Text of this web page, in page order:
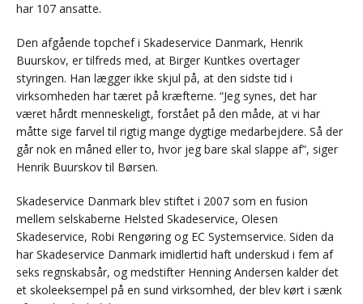
har 107 ansatte.
Den afgående topchef i Skadeservice Danmark, Henrik
Buurskov, er tilfreds med, at Birger Kuntkes overtager
styringen. Han lægger ikke skjul på, at den sidste tid i
virksomheden har tæret på kræfterne. “Jeg synes, det har
været hårdt menneskeligt, forstået på den måde, at vi har
måtte sige farvel til rigtig mange dygtige medarbejdere. Så der
går nok en måned eller to, hvor jeg bare skal slappe af”, siger
Henrik Buurskov til Børsen.
Skadeservice Danmark blev stiftet i 2007 som en fusion
mellem selskaberne Helsted Skadeservice, Olesen
Skadeservice, Robi Rengøring og EC Systemservice. Siden da
har Skadeservice Danmark imidlertid haft underskud i fem af
seks regnskabsår, og medstifter Henning Andersen kalder det
et skoleeksempel på en sund virksomhed, der blev kørt i sænk